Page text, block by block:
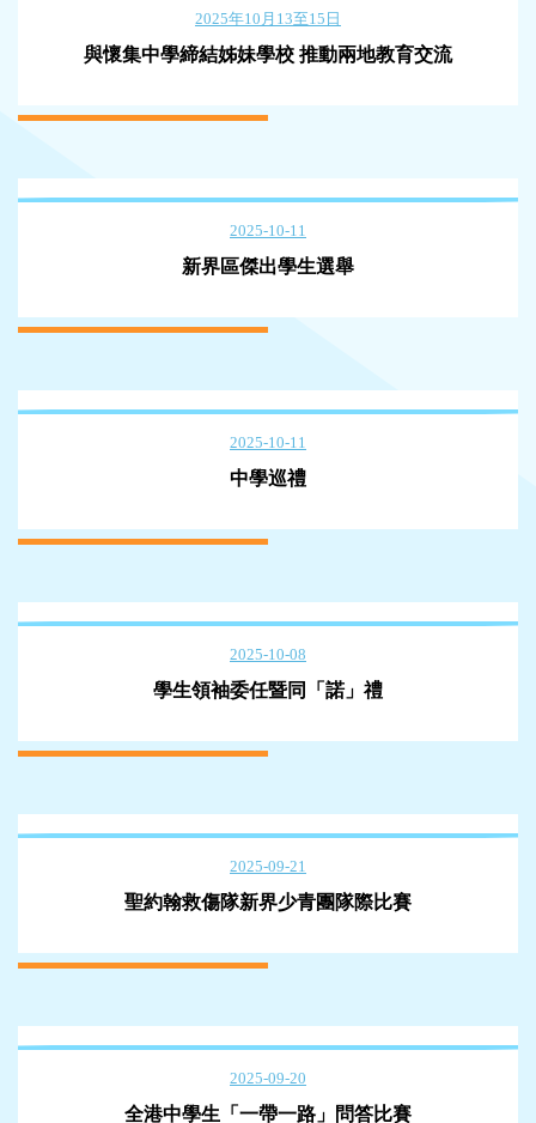
2025年10月13至15日
與懷集中學締結姊妹學校 推動兩地教育交流
2025-10-11
新界區傑出學生選舉
2025-10-11
中學巡禮
2025-10-08
學生領袖委任暨同「諾」禮
2025-09-21
聖約翰救傷隊新界少青團隊際比賽
2025-09-20
全港中學生「一帶一路」問答比賽